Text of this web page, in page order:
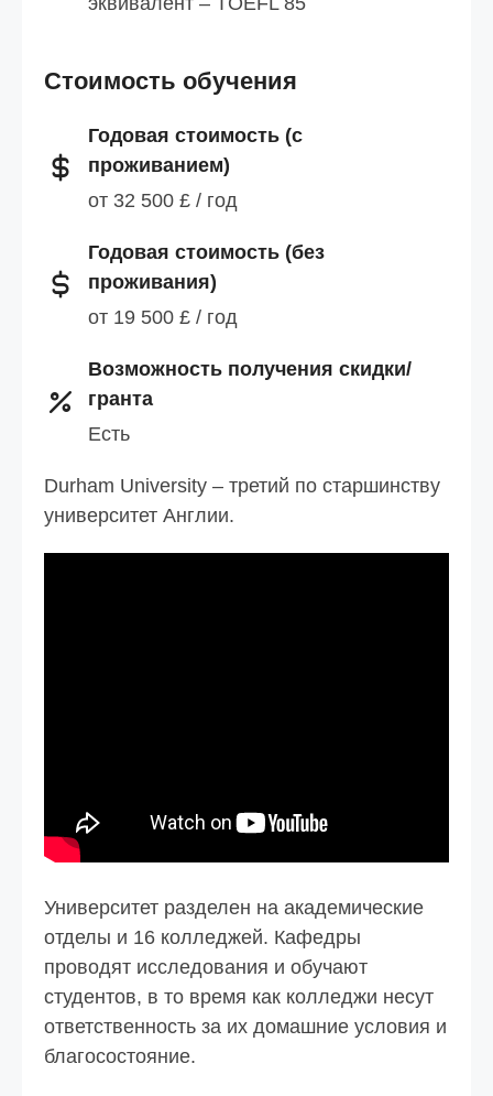
Стоимость обучения
Годовая стоимость (с
проживанием)
от 32 500 £ / год
Годовая стоимость (без
проживания)
от 19 500 £ / год
Возможность получения скидки/
гранта
Есть
Durham University – третий по старшинству
университет Англии.
Университет разделен на академические
отделы и 16 колледжей. Кафедры
проводят исследования и обучают
студентов, в то время как колледжи несут
ответственность за их домашние условия и
благосостояние.